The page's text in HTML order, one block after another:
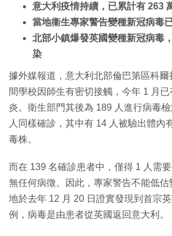
意大利疫情持續，已累計有 263
當地衞生專家警告變種新冠病毒
北部小鎮爆發英國變種新冠病毒
染
據外媒報道，意大利北部倫巴第區科
間學校因師生有密切接觸，今年 1 月
炎。衛生部門其後為 189 人進行病毒
人同樣確診，其中有 14 人被驗出體內
毒株。
而在 139 名確診患者中，僅得 1 人需
無任何病徵。因此，專家警告不能低
地於去年 12 月 20 日證實發現到首宗
例，病毒是由患者從英國返回意大利。